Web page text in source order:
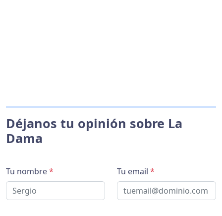
Déjanos tu opinión sobre La
Dama
Tu nombre* Tu email *